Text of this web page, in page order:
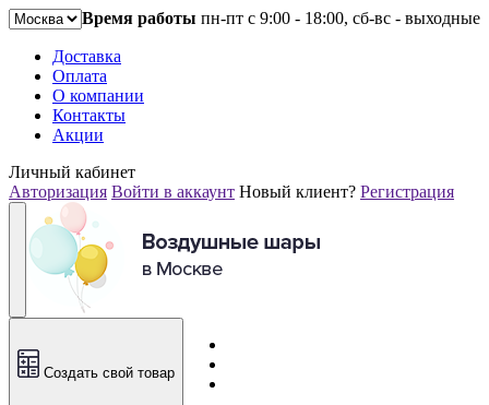
Время работы пн-пт с 9:00 - 18:00, сб-вс - выходные
Доставка
Оплата
О компании
Контакты
Акции
Личный кабинет
Авторизация Войти в аккаунт Новый клиент? Регистрация
Создать свой товар